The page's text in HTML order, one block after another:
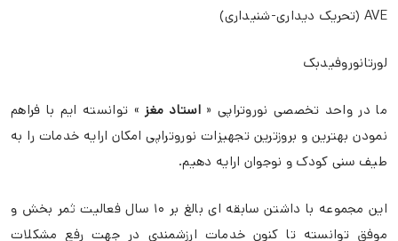
AVE (تحریک دیداری-شنیداری)
لورتانوروفیدبک
ما در واحد تخصصی نوروتراپی « استاد مغز » توانسته ایم با فراهم
نمودن بهترین و بروزترین تجهیزات نوروتراپی امکان ارایه خدمات را به
طیف سنی کودک و نوجوان ارایه دهیم.
این مجموعه با داشتن سابقه ای بالغ بر ۱۰ سال فعالیت ثمر بخش و
موفق توانسته تا کنون خدمات ارزشمندی در جهت رفع مشکلات